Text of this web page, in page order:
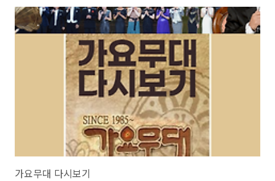
저 혹시 나도 치매인지 아래에서 간단히 치매테스트를 하는것 추천 드립
니다. 뇌질환 치매테스트 자가진단 발생 원인도 각양각색이기 때문에 그
에 맞는 대처법을 찾아내는 것이 무엇보다 중요하다고 합니다. 치매는 초
기에 알아채면 개선 가능성도 그만큼 높아진다고 합니다. 오늘은 이러한
질환을 빨리 알아차리기 위한 치매 테스트와 치매 예방법에 대해 알아보
도록 하겠습니다..
가요무대 다시보기